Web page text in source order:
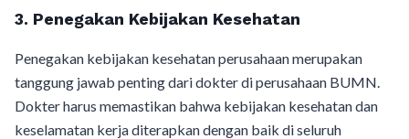
3. Penegakan Kebijakan Kesehatan
Penegakan kebijakan kesehatan perusahaan merupakan
tanggung jawab penting dari dokter di perusahaan BUMN.
Dokter harus memastikan bahwa kebijakan kesehatan dan
keselamatan kerja diterapkan dengan baik di seluruh